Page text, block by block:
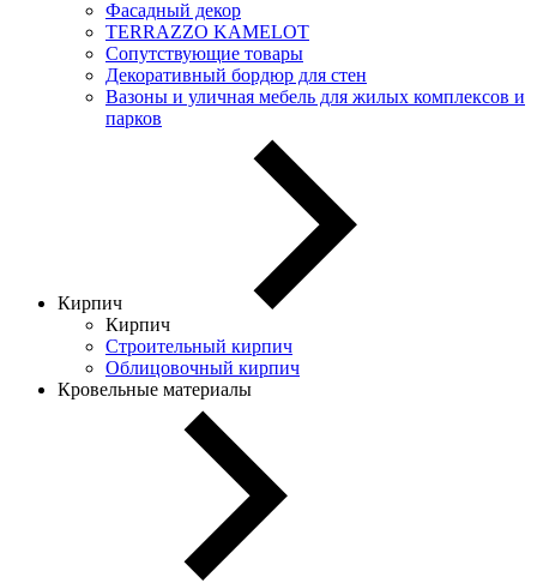
Фасадный декор
TERRAZZO KAMELOT
Сопутствующие товары
Декоративный бордюр для стен
Вазоны и уличная мебель для жилых комплексов и
парков
Кирпич
Кирпич
Строительный кирпич
Облицовочный кирпич
Кровельные материалы